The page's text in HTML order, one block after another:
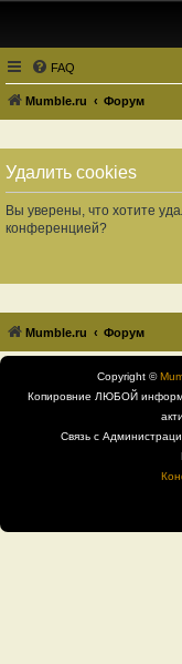
FAQ
Mumble.ru Форум
Удалить cookies
Вы уверены, что хотите
конференцией?
Mumble.ru Форум
Copyright ©
Копировние ЛЮБОЙ
Связь с